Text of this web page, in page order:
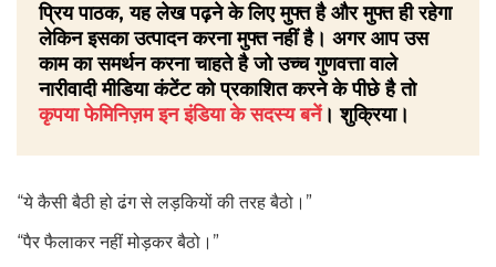
प्रिय पाठक, यह लेख पढ़ने के लिए मुफ्त है और मुफ्त ही रहेगा
लेकिन इसका उत्पादन करना मुफ्त नहीं है। अगर आप उस
काम का समर्थन करना चाहते है जो उच्च गुणवत्ता वाले
नारीवादी मीडिया कंटेंट को प्रकाशित करने के पीछे है तो
कृपया फेमिनिज़म इन इंडिया के सदस्य बनें। शुक्रिया।
“ये कैसी बैठी हो ढंग से लड़कियों की तरह बैठो।”
“पैर फैलाकर नहीं मोड़कर बैठो।”